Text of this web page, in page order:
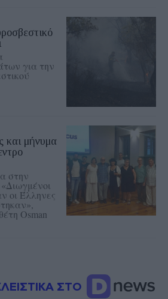
για την
και μήνυμα
στην
οι Έλληνες
Osman
ΣΤΟ